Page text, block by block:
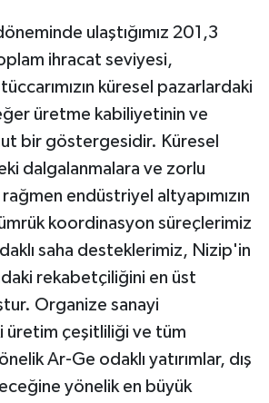
ulaştığımız 201,3
ihracat seviyesi,
küresel pazarlardaki
üretme kabiliyetinin ve
bir göstergesidir. Küresel
dalgalanmalara ve zorlu
endüstriyel altyapımızın
koordinasyon süreçlerimiz
saha desteklerimiz, Nizip'in
rekabetçiliğini en üst
Organize sanayi
üretim çeşitliliği ve tüm
Ar-Ge odaklı yatırımlar, dış
yönelik en büyük